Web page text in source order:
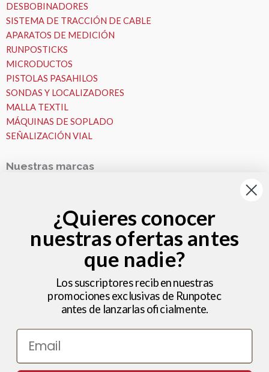
DESBOBINADORES
SISTEMA DE TRACCIÓN DE CABLE
APARATOS DE MEDICIÓN
RUNPOSTICKS
MICRODUCTOS
PISTOLAS PASAHILOS
SONDAS Y LOCALIZADORES
MALLA TEXTIL
MÁQUINAS DE SOPLADO
SEÑALIZACIÓN VIAL
Nuestras marcas
VESALA
Trabajos
Noticias
Ayuda – Preguntas Frecuentes (FAQ)
MICROZANJAS
Hola , bienvenido a Microzanjas
¿Quieres conocer
nuestras ofertas antes
que nadie?
Los suscriptores reciben nuestras
promociones exclusivas de Runpotec
antes de lanzarlas oficialmente.
Email